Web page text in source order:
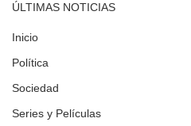
ÚLTIMAS NOTICIAS
Inicio
Política
Sociedad
Series y Películas